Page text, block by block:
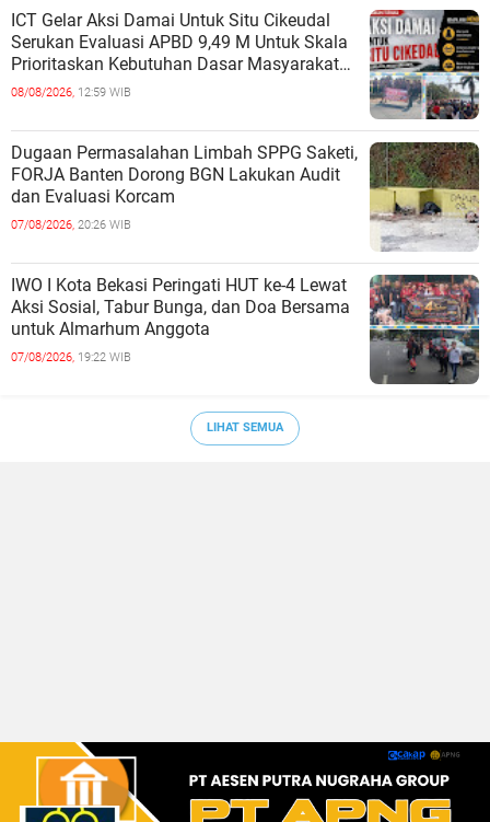
ICT Gelar Aksi Damai Untuk Situ Cikeudal
Serukan Evaluasi APBD 9,49 M Untuk Skala
Prioritaskan Kebutuhan Dasar Masyarakat
Belum Saat nya Butuh Kawasa
08/08/2026, 12:59 WIB
Dugaan Permasalahan Limbah SPPG Saketi,
FORJA Banten Dorong BGN Lakukan Audit
dan Evaluasi Korcam
07/08/2026, 20:26 WIB
IWO I Kota Bekasi Peringati HUT ke-4 Lewat
Aksi Sosial, Tabur Bunga, dan Doa Bersama
untuk Almarhum Anggota
07/08/2026, 19:22 WIB
LIHAT SEMUA